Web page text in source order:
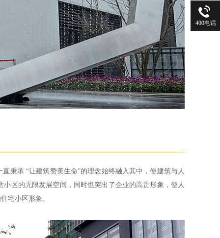
秉承 “让建筑赞美生命”的理念始终融入其中，使建筑与人
区的无限发展空间，同时也突出了企业的高贵形象，使人
宅小区形象。
400电话